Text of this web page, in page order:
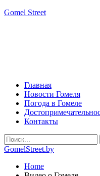
Gomel Street
Главная
Новости Гомеля
Погода в Гомеле
Контакты
GomelStreet.by
Home